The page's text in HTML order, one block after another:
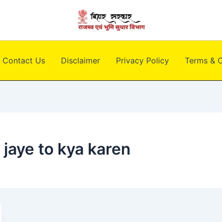
Contact Us Disclaimer Privacy Policy Terms &
to kya karen